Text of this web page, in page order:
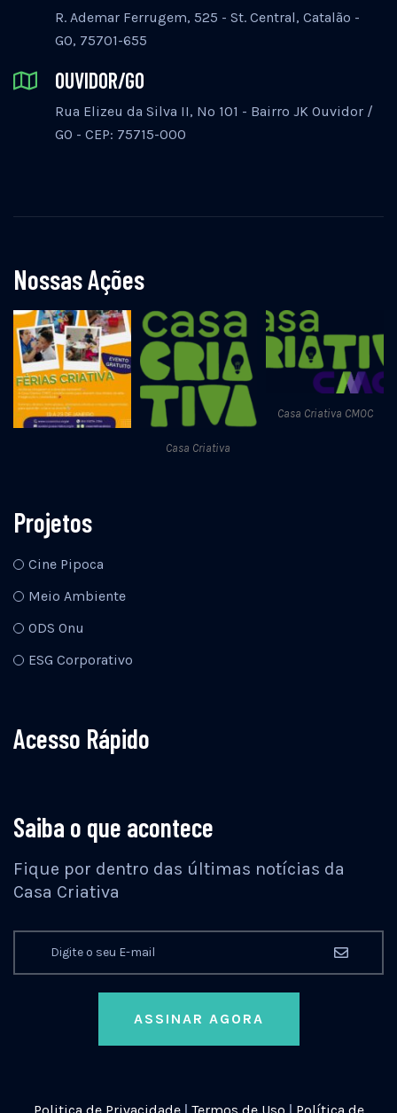
R. Ademar Ferrugem, 525 - St. Central, Catalão -
GO, 75701-655
OUVIDOR/GO
Rua Elizeu da Silva II, Nº 101 - Bairro JK Ouvidor /
GO - CEP: 75715-000
Nossas Ações
Casa Criativa
Casa Criativa CMOC
Projetos
Cine Pipoca
Meio Ambiente
ODS Onu
ESG Corporativo
Acesso Rápido
Saiba o que acontece
Fique por dentro das últimas notícias da
Casa Criativa
ASSINAR AGORA
Politica de Privacidade | Termos de Uso | Política de